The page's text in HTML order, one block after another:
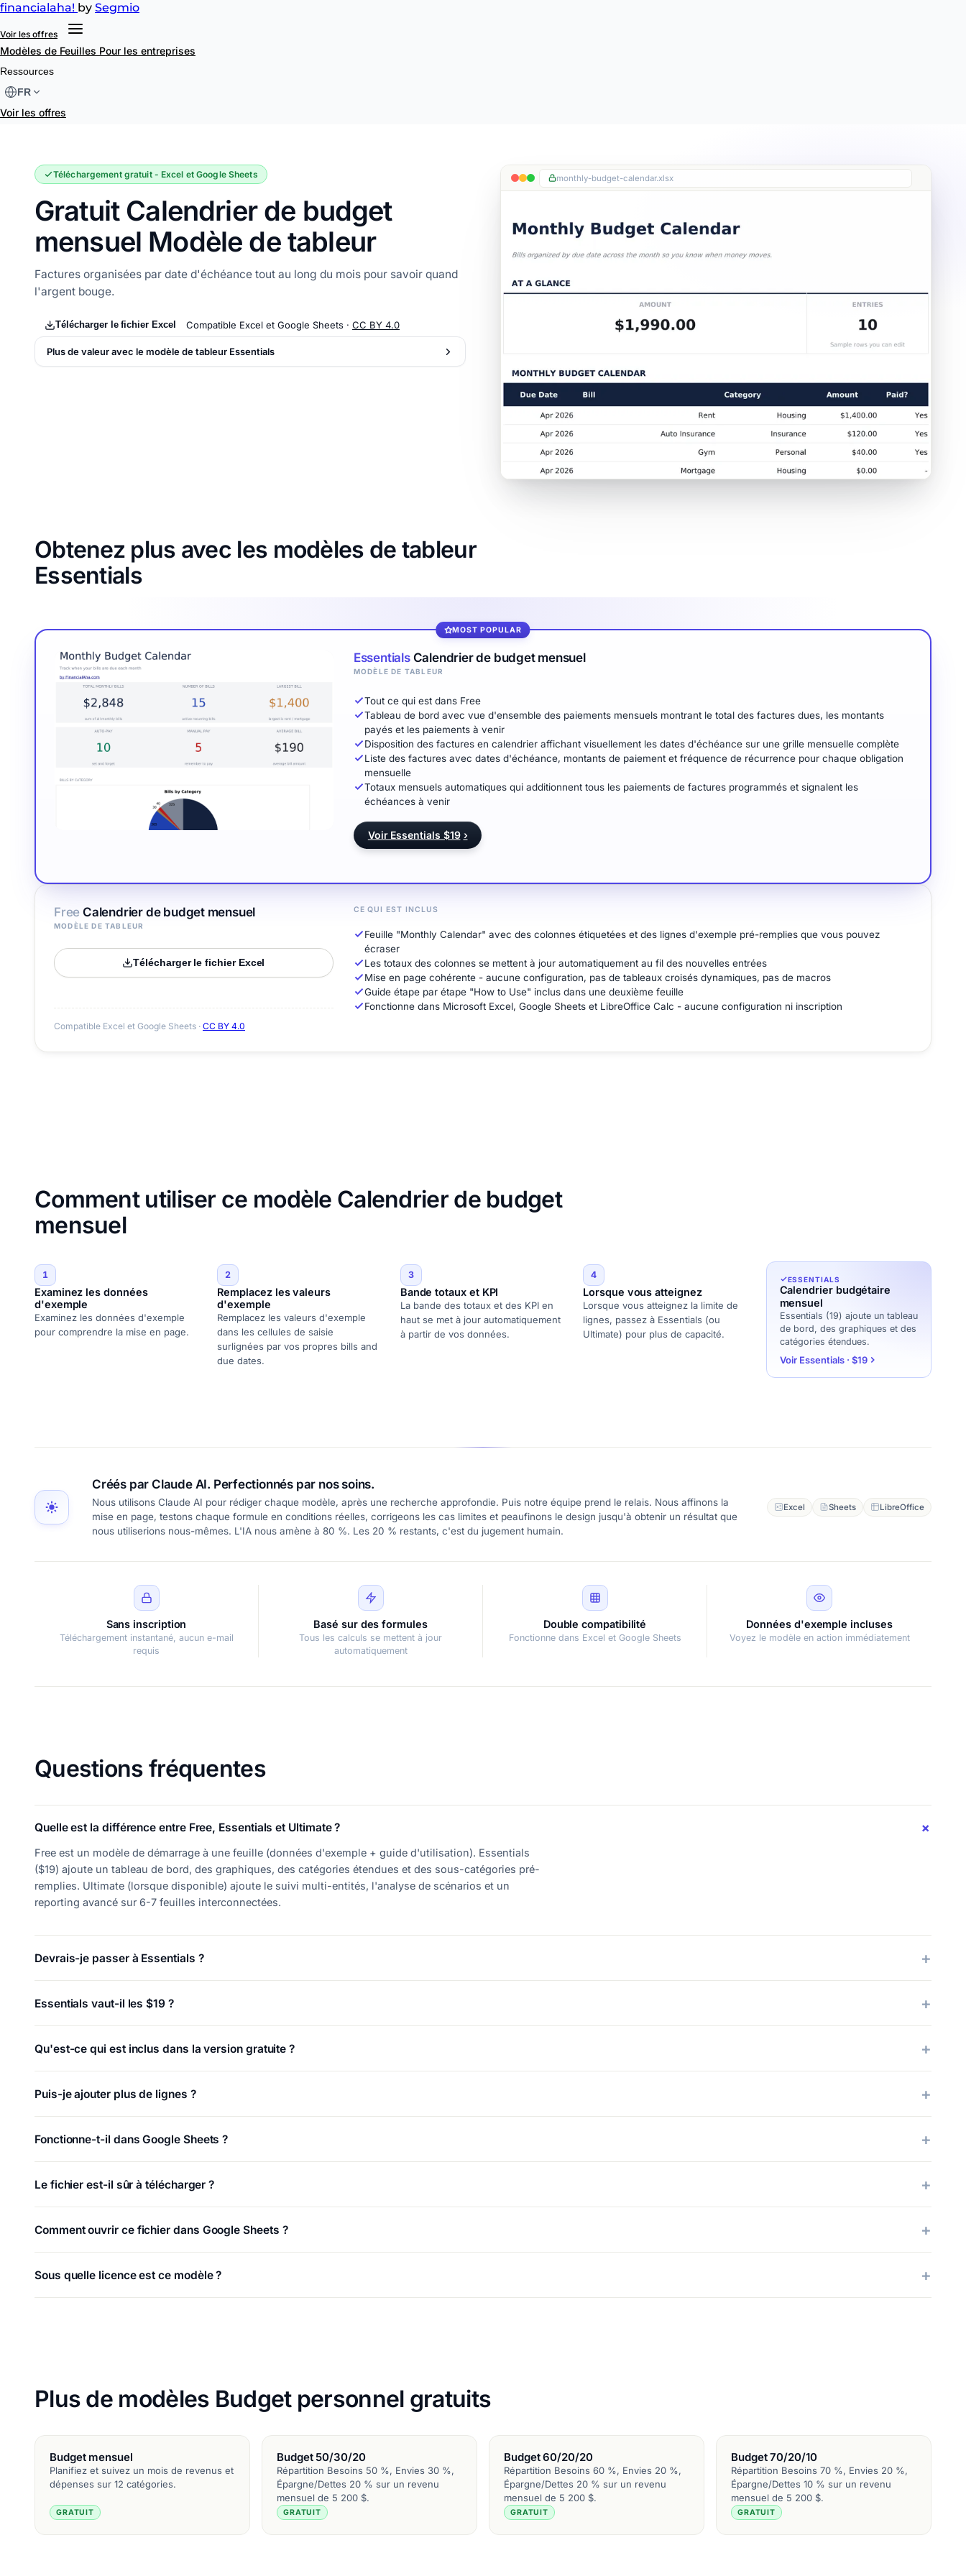
financialaha! by Segmio
Voir les offres
Modèles de Feuilles Pour les entreprises
Ressources
FR
Voir les offres
Calendrier de budget mensuel
Téléchargement gratuit - Excel et Google Sheets
Gratuit Calendrier de budget
mensuel Modèle de tableur
Factures organisées par date d'échéance tout au long du mois pour savoir quand
l'argent bouge.
Télécharger le fichier Excel Compatible Excel et Google Sheets · CC BY 4.0
Plus de valeur avec le modèle de tableur Essentials
monthly-budget-calendar.xlsx
Obtenez plus avec les modèles de tableur
Essentials
Free Calendrier de budget mensuel
MODÈLE DE TABLEUR
Télécharger le fichier Excel
Compatible Excel et Google Sheets · CC BY 4.0
CE QUI EST INCLUS
Feuille "Monthly Calendar" avec des colonnes étiquetées et des lignes d'exemple pré-remplies que vous pouvez
écraser
Les totaux des colonnes se mettent à jour automatiquement au fil des nouvelles entrées
Mise en page cohérente - aucune configuration, pas de tableaux croisés dynamiques, pas de macros
Guide étape par étape "How to Use" inclus dans une deuxième feuille
Fonctionne dans Microsoft Excel, Google Sheets et LibreOffice Calc - aucune configuration ni inscription
MOST POPULAR
EssentialsCalendrier de budget mensuel
MODÈLE DE TABLEUR
Tout ce qui est dans Free
Tableau de bord avec vue d'ensemble des paiements mensuels montrant le total des factures dues, les montants
payés et les paiements à venir
Disposition des factures en calendrier affichant visuellement les dates d'échéance sur une grille mensuelle complète
Liste des factures avec dates d'échéance, montants de paiement et fréquence de récurrence pour chaque obligation
mensuelle
Totaux mensuels automatiques qui additionnent tous les paiements de factures programmés et signalent les
échéances à venir
Voir Essentials $19 ›
Comment utiliser ce modèle Calendrier de budget
mensuel
1
Examinez les données
d'exemple
Examinez les données d'exemple
pour comprendre la mise en page.
2
Remplacez les valeurs
d'exemple
Remplacez les valeurs d'exemple
dans les cellules de saisie
surlignées par vos propres bills and
due dates.
3
Bande totaux et KPI
La bande des totaux et des KPI en
haut se met à jour automatiquement
à partir de vos données.
4
Lorsque vous atteignez
Lorsque vous atteignez la limite de
lignes, passez à Essentials (ou
Ultimate) pour plus de capacité.
ESSENTIALS
Calendrier budgétaire
mensuel
Essentials (19) ajoute un tableau
de bord, des graphiques et des
catégories étendues.
Voir Essentials · $19
Créés par Claude AI. Perfectionnés par nos soins.
Nous utilisons Claude AI pour rédiger chaque modèle, après une recherche approfondie. Puis notre équipe prend le relais. Nous affinons la
mise en page, testons chaque formule en conditions réelles, corrigeons les cas limites et peaufinons le design jusqu'à obtenir un résultat que
nous utiliserions nous-mêmes. L'IA nous amène à 80 %. Les 20 % restants, c'est du jugement humain.
Excel Sheets LibreOffice
Sans inscription
Téléchargement instantané, aucun e-mail
requis
Basé sur des formules
Tous les calculs se mettent à jour
automatiquement
Double compatibilité
Fonctionne dans Excel et Google Sheets
Données d'exemple incluses
Voyez le modèle en action immédiatement
Questions fréquentes
Quelle est la différence entre Free, Essentials et Ultimate ?
Free est un modèle de démarrage à une feuille (données d'exemple + guide d'utilisation). Essentials
($19) ajoute un tableau de bord, des graphiques, des catégories étendues et des sous-catégories pré-
remplies. Ultimate (lorsque disponible) ajoute le suivi multi-entités, l'analyse de scénarios et un
reporting avancé sur 6-7 feuilles interconnectées.
Devrais-je passer à Essentials ?
Essentials vaut-il les $19 ?
Qu'est-ce qui est inclus dans la version gratuite ?
Puis-je ajouter plus de lignes ?
Fonctionne-t-il dans Google Sheets ?
Le fichier est-il sûr à télécharger ?
Comment ouvrir ce fichier dans Google Sheets ?
Sous quelle licence est ce modèle ?
Plus de modèles Budget personnel gratuits
Budget mensuel
Planifiez et suivez un mois de revenus et
dépenses sur 12 catégories.
GRATUIT
Budget 50/30/20
Répartition Besoins 50 %, Envies 30 %,
Épargne/Dettes 20 % sur un revenu
mensuel de 5 200 $.
GRATUIT
Budget 60/20/20
Répartition Besoins 60 %, Envies 20 %,
Épargne/Dettes 20 % sur un revenu
mensuel de 5 200 $.
GRATUIT
Budget 70/20/10
Répartition Besoins 70 %, Envies 20 %,
Épargne/Dettes 10 % sur un revenu
mensuel de 5 200 $.
GRATUIT